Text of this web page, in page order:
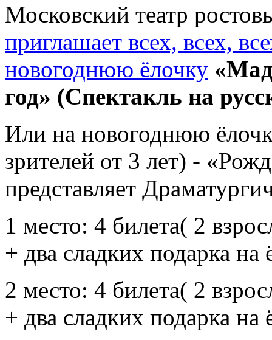
Московский театр
приглашает всех, всех,
новогоднюю ёлочку
год» (Спектакль на
Или на новогоднюю
зрителей от 3 лет) -
представляет
1 место: 4 билета( 2
+ два сладких подарка на
2 место: 4 билета( 2
+ два сладких подарка на